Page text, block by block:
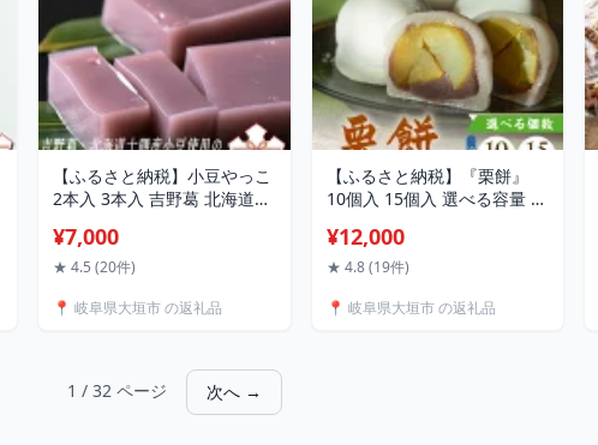
【ふるさと納税】小豆やっこ
2本入 3本入 吉野葛 北海道十
うかん 水羊羹 ようかん 羊羹
和菓子 葛スイーツ スイーツ
評価 高レビュー ランキング
蝶庵 岐阜県 大垣市
¥7,000
★ 4.5 (20件)
📍 岐阜県大垣市 の返礼品
【ふるさと納税】『栗餅』
10個入 15個入 選べる容量 餅
う 饅頭 大福 餅 お餅 栗 和菓
子 銘菓 人気 お土産 名産 ご
取り寄せ お取り寄せ お祝い
¥12,000
★ 4.8 (19件)
📍 岐阜県大垣市 の返礼品
1 / 32 ページ 次へ →